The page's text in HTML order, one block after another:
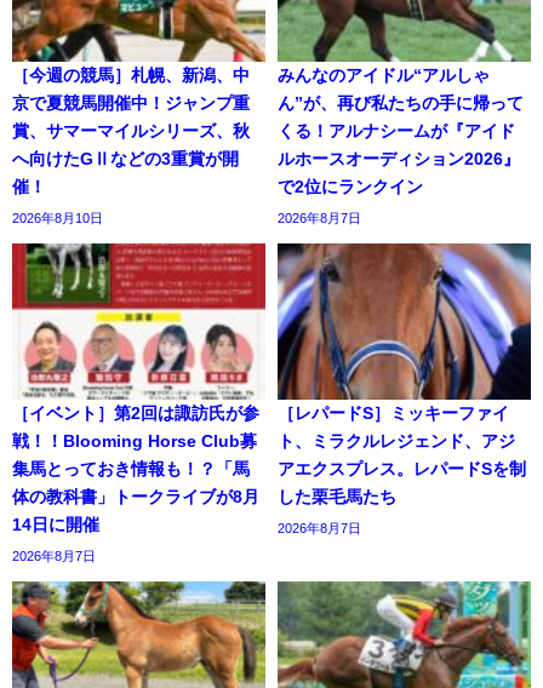
［今週の競馬］札幌、新潟、中
京で夏競馬開催中！ジャンプ重
賞、サマーマイルシリーズ、秋
へ向けたGⅡなどの3重賞が開
催！
2026年8月10日
みんなのアイドル“アルしゃ
ん”が、再び私たちの手に帰って
くる！アルナシームが『アイド
ルホースオーディション2026』
で2位にランクイン
2026年8月7日
［イベント］第2回は諏訪氏が参
戦！！Blooming Horse Club募
集馬とっておき情報も！？「馬
体の教科書」トークライブが8月
14日に開催
2026年8月7日
［レパードS］ミッキーファイ
ト、ミラクルレジェンド、アジ
アエクスプレス。レパードSを制
した栗毛馬たち
2026年8月7日